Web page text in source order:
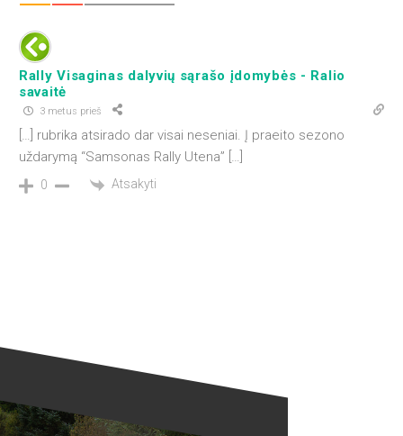
Rally Visaginas dalyvių sąrašo įdomybės - Ralio
savaitė
3 metus prieš
[…] rubrika atsirado dar visai neseniai. Į praeito sezono
uždarymą “Samsonas Rally Utena” […]
0 Atsakyti